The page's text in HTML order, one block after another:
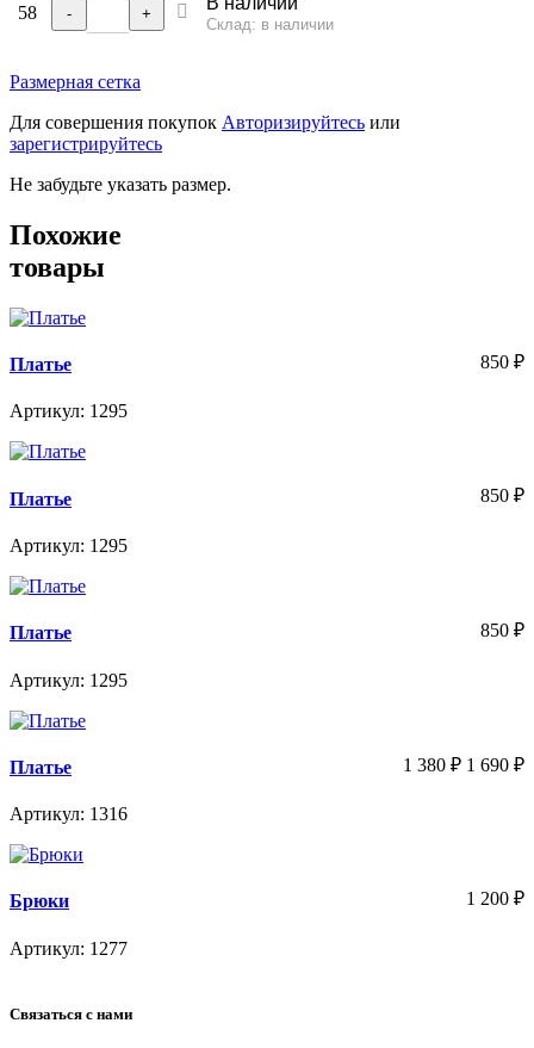
58 - +
Склад: в наличии
Размерная сетка
Для совершения покупок Авторизируйтесь или
зарегистрируйтесь
Не забудьте указать размер.
Похожие
товары
Платье
Артикул: 1295
850 ₽
Платье
Артикул: 1295
850 ₽
Платье
Артикул: 1295
850 ₽
Платье
Артикул: 1316
1 380 ₽ 1 690 ₽
Брюки
Артикул: 1277
1 200 ₽
Связаться с нами